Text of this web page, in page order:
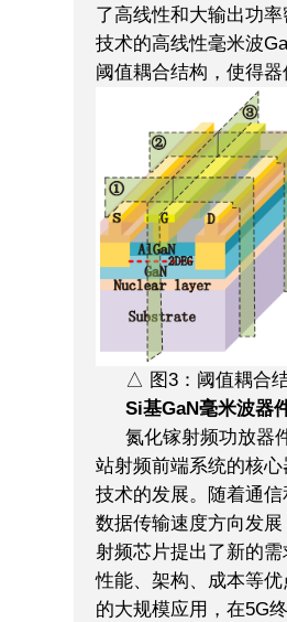
了高线性和大输出功率
技术的高线性毫米波
阈值耦合结构，使得
△ 图3：阈值耦合
Si基GaN毫米波器
氮化镓射频功放器
站射频前端系统的核
技术的发展。随着通
数据传输速度方向发
射频芯片提出了新的
性能、架构、成本等
的大规模应用，在5G